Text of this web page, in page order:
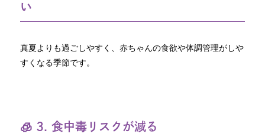
い
真夏よりも過ごしやすく、赤ちゃんの食欲や体調管理がしや
すくなる季節です。
🧊 3. 食中毒リスクが減る